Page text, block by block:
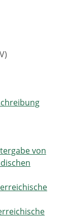
von